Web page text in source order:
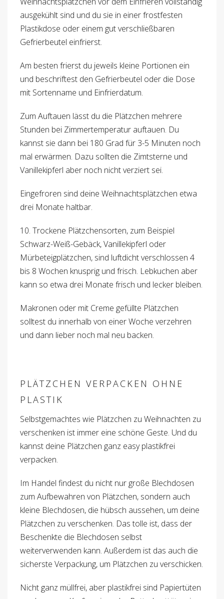
ausgekühlt sind und du sie in einer frostfesten
Plastikdose oder einem gut verschließbaren
Gefrierbeutel einfrierst.
Am besten frierst du jeweils kleine Portionen ein
und beschriftest den Gefrierbeutel oder die Dose
mit Sortenname und Einfrierdatum.
Zum Auftauen lässt du die Plätzchen mehrere
Stunden bei Zimmertemperatur auftauen. Du
kannst sie dann bei 180 Grad für 3-5 Minuten noch
mal erwärmen. Dazu sollten die Zimtsterne und
Vanillekipferl aber noch nicht verziert sei.
Eingefroren sind deine Weihnachtsplätzchen etwa
drei Monate haltbar.
10. Trockene Plätzchensorten, zum Beispiel
Schwarz-Weiß-Gebäck, Vanillekipferl oder
Mürbeteigplätzchen, sind luftdicht verschlossen 4
bis 8 Wochen knusprig und frisch. Lebkuchen aber
kann so etwa drei Monate frisch und lecker bleiben.
Makronen oder mit Creme gefüllte Plätzchen
solltest du innerhalb von einer Woche verzehren
und dann lieber noch mal neu backen.
PLÄTZCHEN VERPACKEN OHNE
PLASTIK
Selbstgemachtes wie Plätzchen zu Weihnachten zu
verschenken ist immer eine schöne Geste. Und du
kannst deine Plätzchen ganz easy plastikfrei
verpacken.
Im Handel findest du nicht nur große Blechdosen
zum Aufbewahren von Plätzchen, sondern auch
kleine Blechdosen, die hübsch aussehen, um deine
Plätzchen zu verschenken. Das tolle ist, dass der
Beschenkte die Blechdosen selbst
weiterverwenden kann. Außerdem ist das auch die
sicherste Verpackung, um Plätzchen zu verschicken.
Nicht ganz müllfrei, aber plastikfrei sind Papiertüten